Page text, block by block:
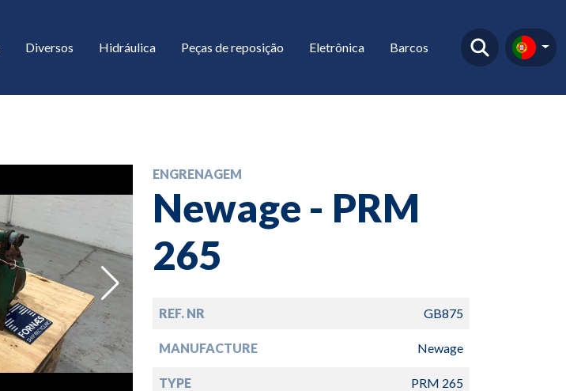
Diversos Hidráulica Peças de reposição Eletrônica Barcos
ENGRENAGEM
Newage - PRM
265
REF. NR GB875
MANUFACTURE Newage
TYPE PRM 265